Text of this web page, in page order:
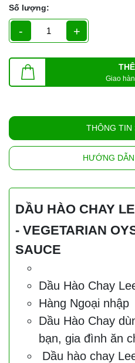
Số lượng:
- +
Giao
THÔNG TIN
HƯỚNG
DẦU HÀO CHAY
- VEGETARIAN
SAUCE
Dầu Hào Chay
Hàng Ngoại nhập
Dầu Hào Chay
bạn, gia đình ăn
Dầu hào chay